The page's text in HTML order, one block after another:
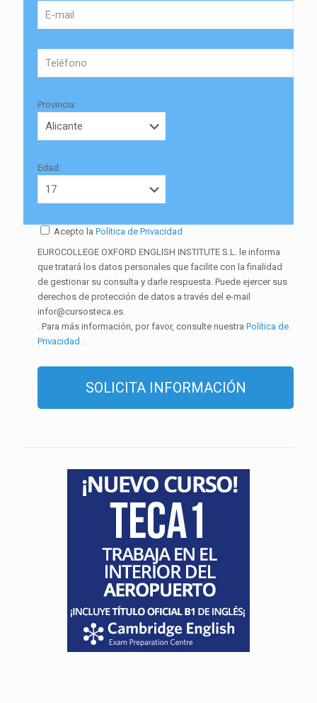
Provincia:
Edad:
Acepto la Política de Privacidad
EUROCOLLEGE OXFORD ENGLISH INSTITUTE S.L. le informa
que tratará los datos personales que facilite con la finalidad
de gestionar su consulta y darle respuesta. Puede ejercer sus
derechos de protección de datos a través del e-mail
infor@cursosteca.es.
. Para más información, por favor, consulte nuestra Política de
Privacidad